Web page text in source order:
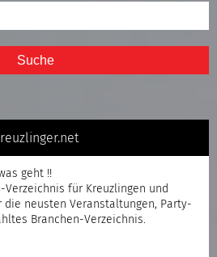
Suche
geht !!
Verzeichnis für Kreuzlingen und
die neusten Veranstaltungen, Party-
Branchen-Verzeichnis.